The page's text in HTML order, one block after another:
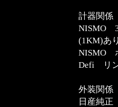
計器関係
NISMO
(1KM)あ
NISMO
Defi リ
外装関係
日産純